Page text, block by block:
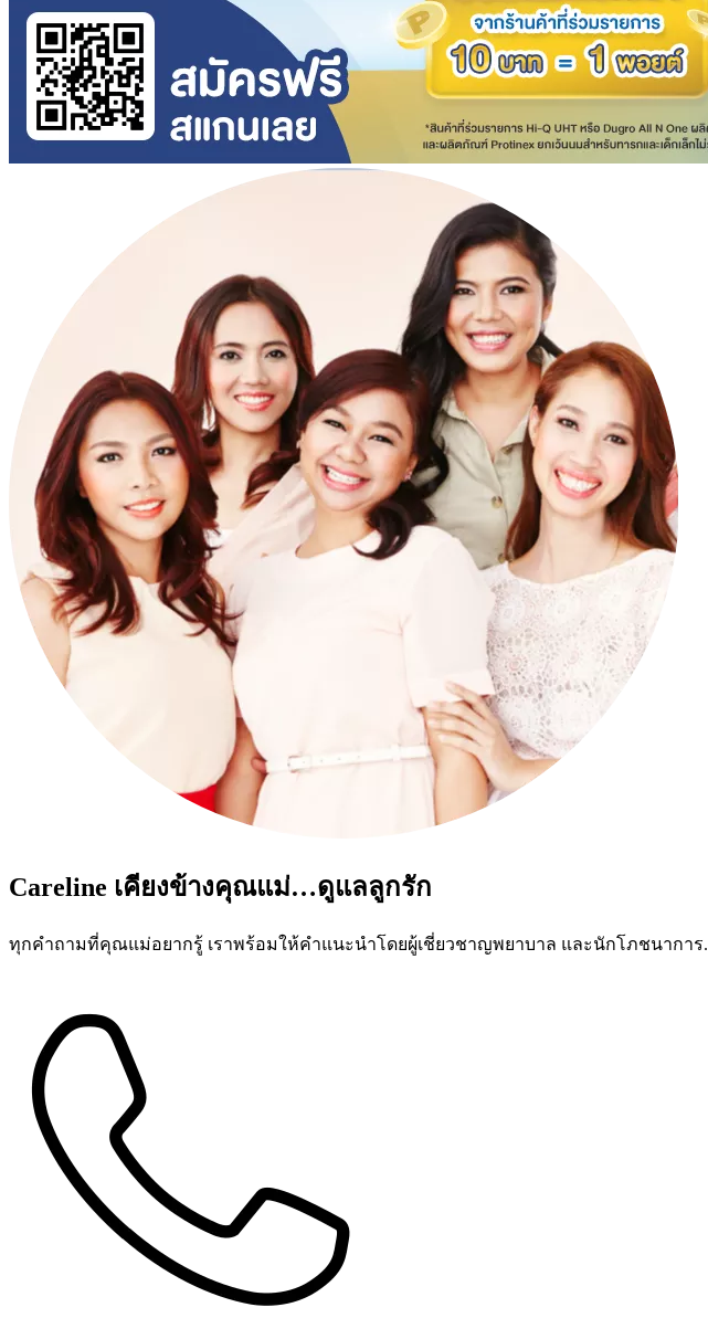
Careline เคียงข้างคุณแม่…ดูแลลูกรัก
ทุกคำถามที่คุณแม่อยากรู้ เราพร้อมให้คำแนะนำโดยผู้เชี่ยวชาญพยาบาล และนักโภชนาการ.